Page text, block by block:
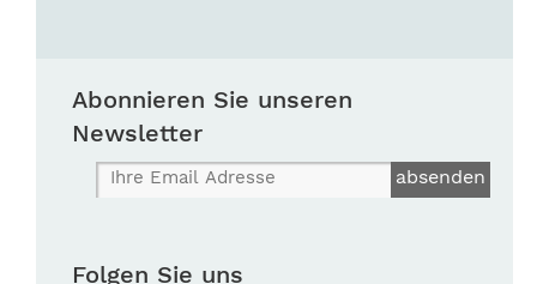
Abonnieren Sie unseren
Newsletter
Folgen Sie uns